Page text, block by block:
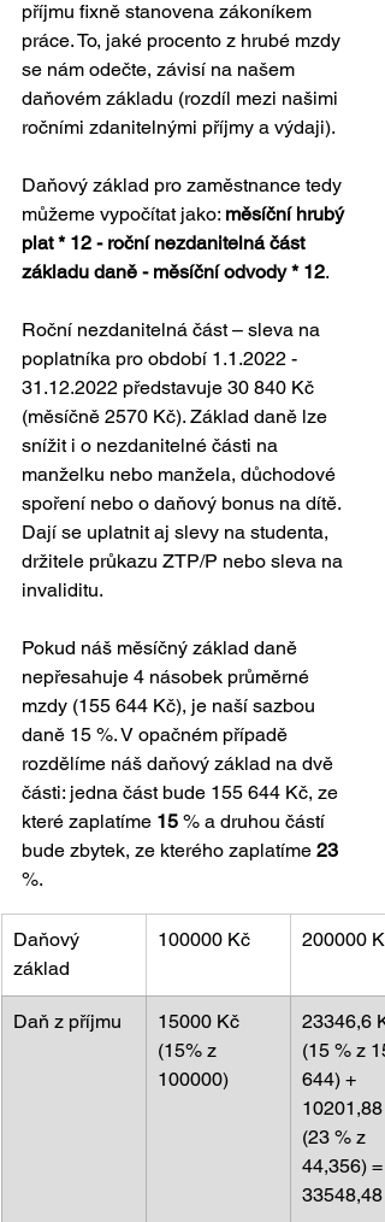
příjmu fixně stanovena zákoníkem
práce. To, jaké procento z hrubé mzdy
se nám odečte, závisí na našem
daňovém základu (rozdíl mezi našimi
ročními zdanitelnými příjmy a výdaji).
Daňový základ pro zaměstnance tedy
můžeme vypočítat jako: měsíční hrubý
plat * 12 - roční nezdanitelná část
základu daně - měsíční odvody * 12.
Roční nezdanitelná část – sleva na
poplatníka pro období 1.1.2022 -
31.12.2022 představuje 30 840 Kč
(měsíčně 2570 Kč). Základ daně lze
snížit i o nezdanitelné části na
manželku nebo manžela, důchodové
spoření nebo o daňový bonus na dítě.
Dají se uplatnit aj slevy na studenta,
držitele průkazu ZTP/P nebo sleva na
invaliditu.
Pokud náš měsíčný základ daně
nepřesahuje 4 násobek průměrné
mzdy (155 644 Kč), je naší sazbou
daně 15 %. V opačném případě
rozdělíme náš daňový základ na dvě
části: jedna část bude 155 644 Kč, ze
které zaplatíme 15 % a druhou částí
bude zbytek, ze kterého zaplatíme 23
%.
Daňový
základ
100000 Kč 200000 Kč
Daň z příjmu
15000 Kč
(15% z
100000)
23346,6
(15 % z
644) +
10201,88
(23 % z
44,356) =
33548,48